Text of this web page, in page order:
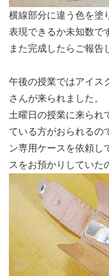
横線部分に違う色を塗
表現できるか未知数で
また完成したらご報告
午後の授業ではアイス
さんが来られました。
土曜日の授業に来られ
ている方がおられるの
ン専用ケースを依頼し
スをお預かりしていた